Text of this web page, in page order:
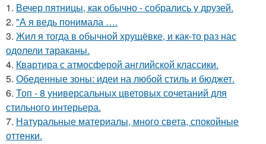
1. Вечер пятницы, как обычно - собрались у друзей.
2. "А я ведь понимала ….
3. Жил я тогда в обычной хрущёвке, и как-то раз нас
одолели тараканы.
4. Квартира с атмосферой английской классики.
5. Обеденные зоны: идеи на любой стиль и бюджет.
6. Топ - 8 универсальных цветовых сочетаний для
стильного интерьера.
7. Натуральные материалы, много света, спокойные
оттенки.